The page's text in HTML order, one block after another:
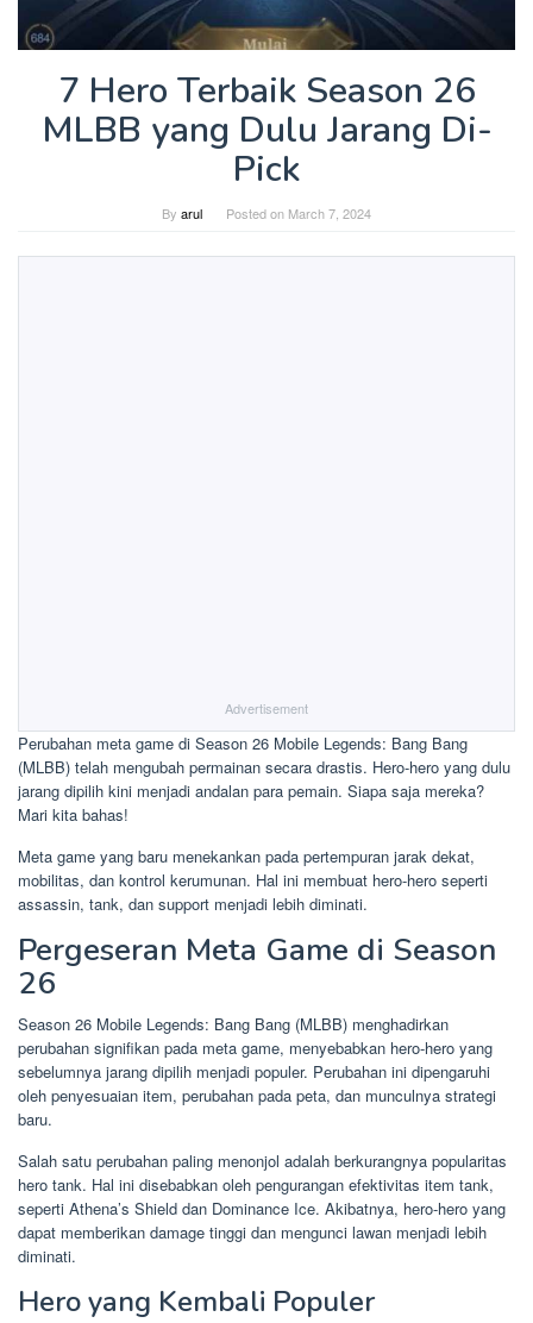
7 Hero Terbaik Season 26
MLBB yang Dulu Jarang Di-
Pick
By arul Posted on March 7, 2024
Advertisement
Perubahan meta game di Season 26 Mobile Legends: Bang Bang
(MLBB) telah mengubah permainan secara drastis. Hero-hero yang dulu
jarang dipilih kini menjadi andalan para pemain. Siapa saja mereka?
Mari kita bahas!
Meta game yang baru menekankan pada pertempuran jarak dekat,
mobilitas, dan kontrol kerumunan. Hal ini membuat hero-hero seperti
assassin, tank, dan support menjadi lebih diminati.
Pergeseran Meta Game di Season
26
Season 26 Mobile Legends: Bang Bang (MLBB) menghadirkan
perubahan signifikan pada meta game, menyebabkan hero-hero yang
sebelumnya jarang dipilih menjadi populer. Perubahan ini dipengaruhi
oleh penyesuaian item, perubahan pada peta, dan munculnya strategi
baru.
Salah satu perubahan paling menonjol adalah berkurangnya popularitas
hero tank. Hal ini disebabkan oleh pengurangan efektivitas item tank,
seperti Athena’s Shield dan Dominance Ice. Akibatnya, hero-hero yang
dapat memberikan damage tinggi dan mengunci lawan menjadi lebih
diminati.
Hero yang Kembali Populer